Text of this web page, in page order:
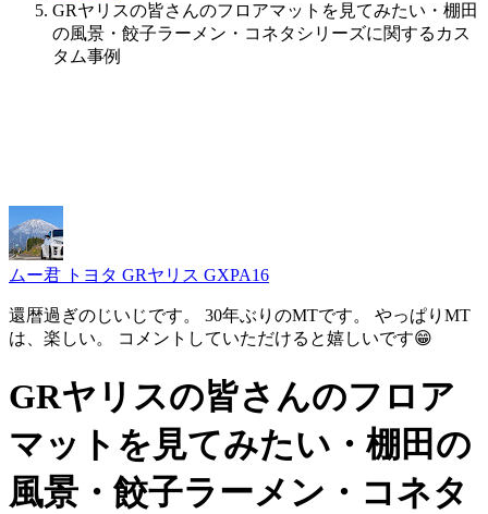
GRヤリスの皆さんのフロアマットを見てみたい・棚田
の風景・餃子ラーメン・コネタシリーズに関するカス
タム事例
ムー君 トヨタ GRヤリス GXPA16
還暦過ぎのじいじです。 30年ぶりのMTです。 やっぱりMT
は、楽しい。 コメントしていただけると嬉しいです😁
GRヤリスの皆さんのフロア
マットを見てみたい・棚田の
風景・餃子ラーメン・コネタ